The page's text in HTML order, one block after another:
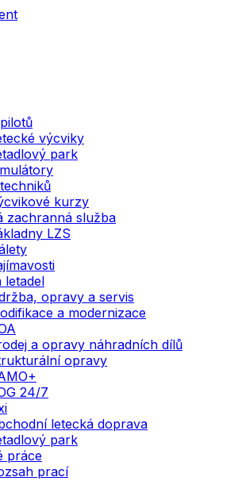
výcviky
park
kurzy
zachranná služba
LZS
letadel
opravy a servis
a modernizace
a opravy náhradních dílů
opravy
24/7
letecká doprava
park
práce
prací